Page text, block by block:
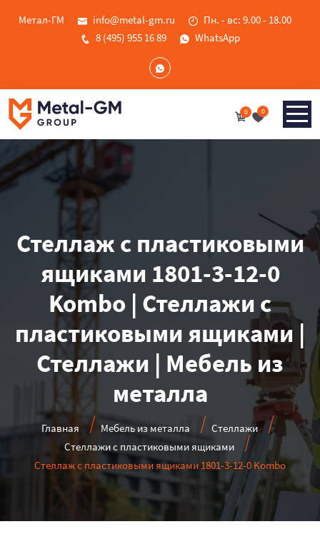
Метал-ГМ info@metal-gm.ru
Пн. - вс: 9.00 - 18.00
8 (495) 955 16 89
WhatsApp
0 0
Стеллаж с пластиковыми
ящиками 1801-3-12-0
Kombo | Стеллажи с
пластиковыми ящиками |
Стеллажи | Мебель из
металла
Главная Мебель из металла
Стеллажи
Стеллажи с пластиковыми ящиками
Стеллаж с пластиковыми ящиками 1801-3-12-0 Kombo